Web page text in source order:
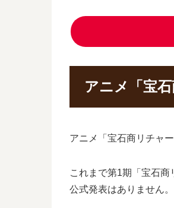
アニメ「宝
アニメ「宝石商リチャ
これまで第1期「宝石
公式発表はありません。